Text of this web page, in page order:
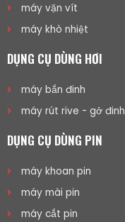
máy vặn vít
máy khò nhiệt
DỤNG CỤ DÙNG HƠI
máy bắn đinh
máy rút rive - gở đinh
DỤNG CỤ DÙNG PIN
máy khoan pin
máy mài pin
máy cắt pin